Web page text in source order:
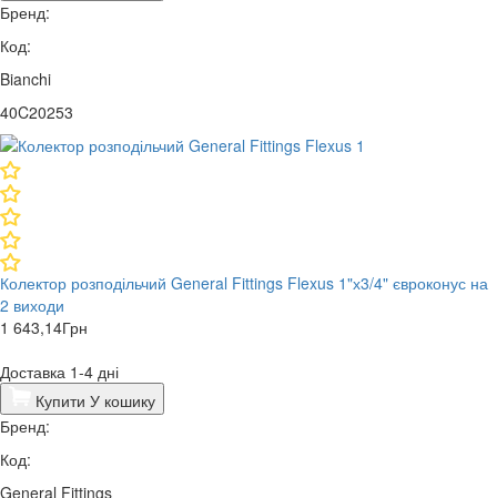
Бренд:
Код:
Bianchi
40C20253
Колектор розподільчий General Fittings Flexus 1"х3/4" євроконус на
2 виходи
1 643,14Грн
Доставка 1-4 дні
Купити У кошику
Бренд:
Код:
General Fittings